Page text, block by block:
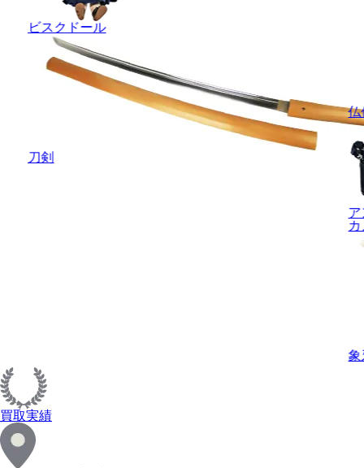
ビスクドール
刀剣
仏
ア
象
買取実績